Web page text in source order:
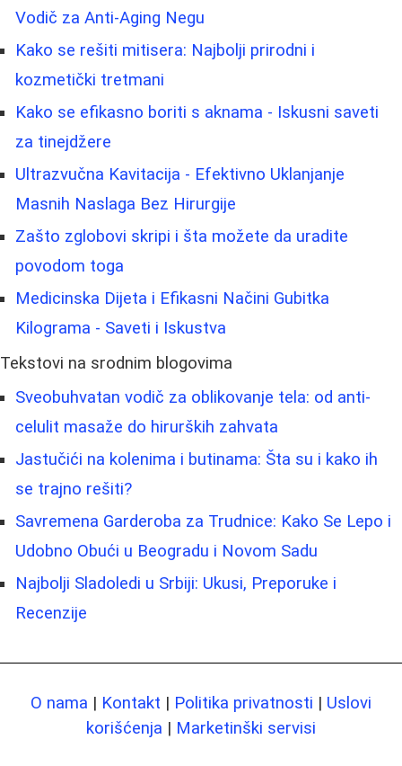
Vodič za Anti-Aging Negu
Kako se rešiti mitisera: Najbolji prirodni i
kozmetički tretmani
Kako se efikasno boriti s aknama - Iskusni saveti
za tinejdžere
Ultrazvučna Kavitacija - Efektivno Uklanjanje
Masnih Naslaga Bez Hirurgije
Zašto zglobovi skripi i šta možete da uradite
povodom toga
Medicinska Dijeta i Efikasni Načini Gubitka
Kilograma - Saveti i Iskustva
Tekstovi na srodnim blogovima
Sveobuhvatan vodič za oblikovanje tela: od anti-
celulit masaže do hirurških zahvata
Jastučići na kolenima i butinama: Šta su i kako ih
se trajno rešiti?
Savremena Garderoba za Trudnice: Kako Se Lepo i
Udobno Obući u Beogradu i Novom Sadu
Najbolji Sladoledi u Srbiji: Ukusi, Preporuke i
Recenzije
O nama | Kontakt | Politika privatnosti | Uslovi
korišćenja | Marketinški servisi